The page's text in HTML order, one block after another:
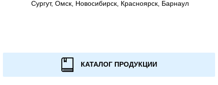
Сургут, Омск, Новосибирск, Красноярск, Барнаул
КАТАЛОГ ПРОДУКЦИИ